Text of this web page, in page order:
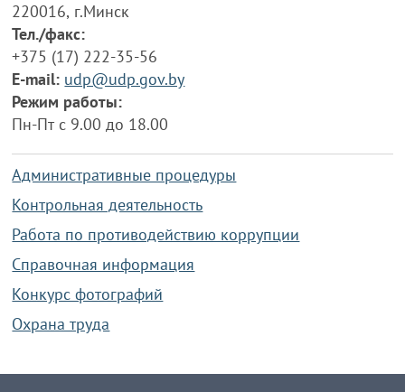
220016, г.Минск
Тел./факс:
+375 (17) 222-35-56
E-mail: udp@udp.gov.by
Режим работы:
Пн-Пт с 9.00 до 18.00
Административные процедуры
Контрольная деятельность
Работа по противодействию коррупции
Справочная информация
Конкурс фотографий
Охрана труда